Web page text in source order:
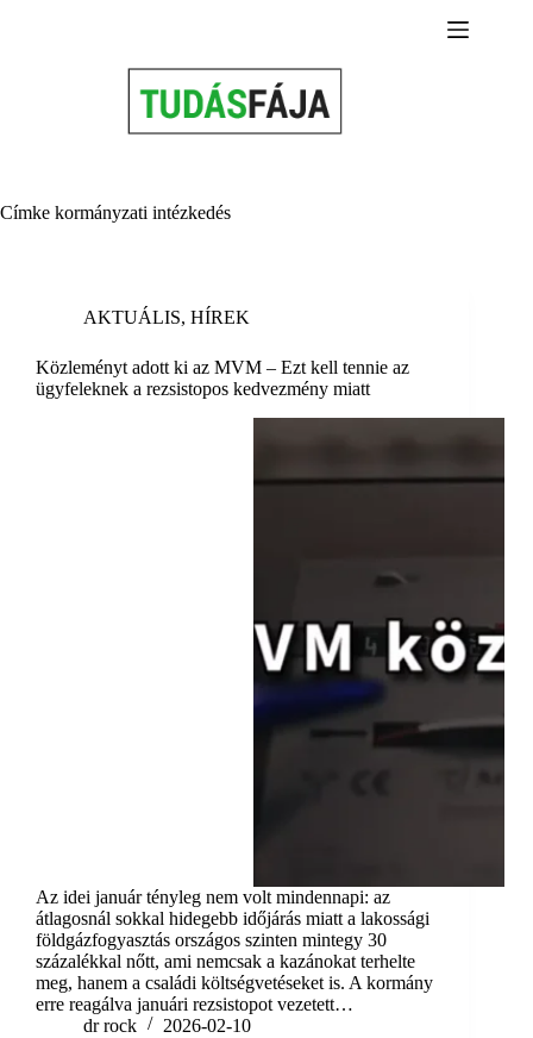
Címke kormányzati intézkedés
AKTUÁLIS, HÍREK
Közleményt adott ki az MVM – Ezt kell tennie az
ügyfeleknek a rezsistopos kedvezmény miatt
Az idei január tényleg nem volt mindennapi: az
átlagosnál sokkal hidegebb időjárás miatt a lakossági
földgázfogyasztás országos szinten mintegy 30
százalékkal nőtt, ami nemcsak a kazánokat terhelte
meg, hanem a családi költségvetéseket is. A kormány
erre reagálva januári rezsistopot vezetett…
dr rock
2026-02-10